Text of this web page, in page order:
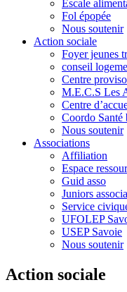
Escale
Fol épopée
Nous soutenir
Action sociale
Foyer jeunes
conseil
Centre
M.E.C.S Les
Centre
Coordo Santé
Nous soutenir
Associations
Affiliation
Espace
Guid asso
Juniors
Service
UFOLEP
USEP Savoie
Nous soutenir
Action sociale